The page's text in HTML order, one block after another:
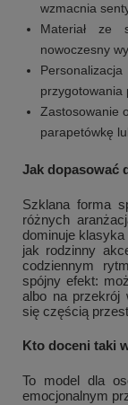
wzmacnia
Materiał ze
nowoczesny
przygotowania
Zastosowanie
parapetówkę
Jak dopasować
Szklana forma
różnych
dominuje
jak rodzinny
codziennym
spójny efekt:
albo na przekrój
się częścią
Kto doceni taki
To model dla
emocjonalnym